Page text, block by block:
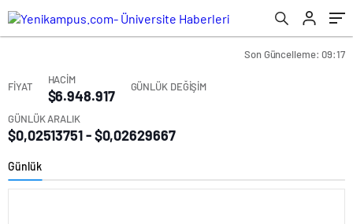
Son Güncelleme: 09:17
FİYAT
HACİM
$6.948.917
GÜNLÜK DEĞİŞİM
GÜNLÜK ARALIK
$0,02513751 - $0,02629667
Günlük